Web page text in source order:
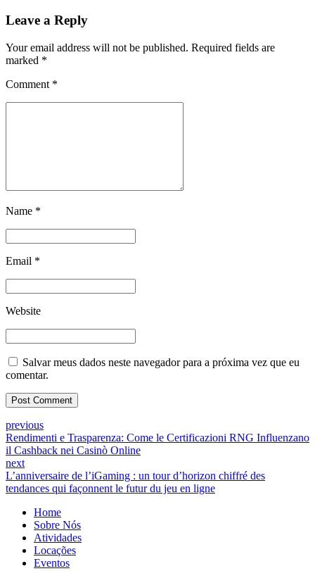
Leave a Reply
Your email address will not be published. Required fields are
marked *
Comment *
Name *
Email *
Website
Salvar meus dados neste navegador para a próxima vez que eu
comentar.
Post Comment
previous
Rendimenti e Trasparenza: Come le Certificazioni RNG Influenzano
il Cashback nei Casinò Online
next
L’anniversaire de l’iGaming : un tour d’horizon chiffré des
tendances qui façonnent le futur du jeu en ligne
Home
Sobre Nós
Atividades
Locações
Eventos